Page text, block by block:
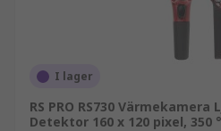
I lager
RS PRO RS730 Värmekamera
Detektor 160 x 120 pixel, 350